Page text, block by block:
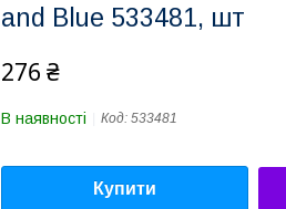
and Blue 533481, шт
276 ₴
В наявності Код: 533481
Купити